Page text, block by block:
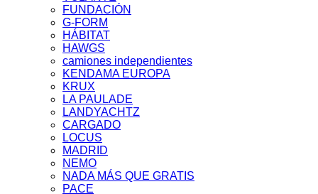
FUNDACIÓN
G-FORM
HÁBITAT
HAWGS
camiones independientes
KENDAMA EUROPA
KRUX
LA PAULADE
LANDYACHTZ
CARGADO
LOCUS
MADRID
NEMO
NADA MÁS QUE GRATIS
PACE